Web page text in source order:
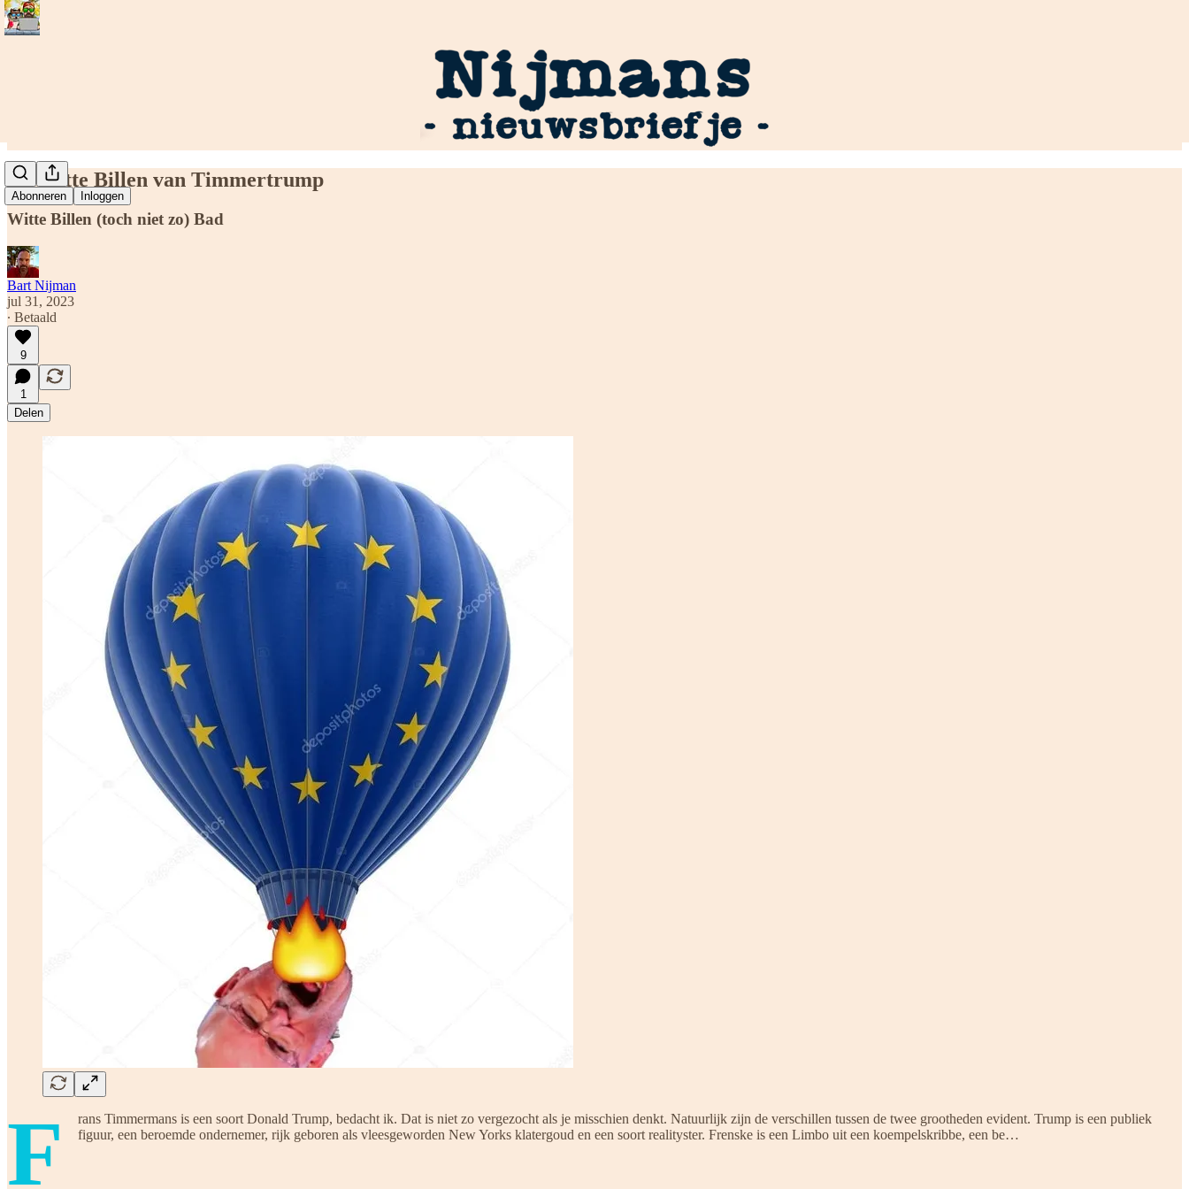
Abonneren Inloggen
De Witte Billen van Timmertrump
Witte Billen (toch niet zo) Bad
Bart Nijman
jul 31, 2023
∙ Betaald
9
1
Delen
F
rans Timmermans is een soort Donald Trump, bedacht ik. Dat is niet zo vergezocht als je misschien denkt. Natuurlijk zijn de verschillen tussen de twee grootheden evident. Trump is een publiek
figuur, een beroemde ondernemer, rijk geboren als vleesgeworden New Yorks klatergoud en een soort realityster. Frenske is een Limbo uit een koempelskribbe, een be…